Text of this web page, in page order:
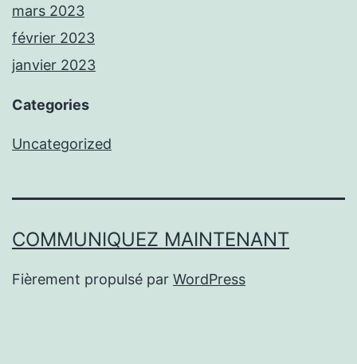
mars 2023
février 2023
janvier 2023
Categories
Uncategorized
COMMUNIQUEZ MAINTENANT
Fièrement propulsé par WordPress